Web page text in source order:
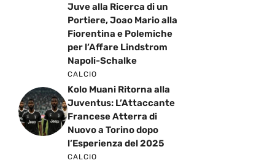
Juve alla Ricerca di un
Portiere, Joao Mario alla
Fiorentina e Polemiche
per l’Affare Lindstrom
Napoli-Schalke
CALCIO
Kolo Muani Ritorna alla
Juventus: L’Attaccante
Francese Atterra di
Nuovo a Torino dopo
l’Esperienza del 2025
CALCIO